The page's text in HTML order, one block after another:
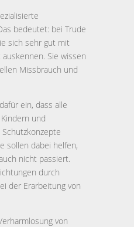
bedeutet: bei Trude
sich sehr gut mit
Sie wissen
Missbrauch und
ein, dass alle
und
sollen dabei helfen,
nicht passiert.
durch
der Erarbeitung von
von